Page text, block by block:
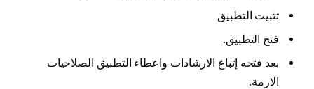
تثبيت التطبيق
فتح التطبيق.
بعد فتحه إتباع الارشادات واعطاء التطبيق الصلاحيات
الازمة.